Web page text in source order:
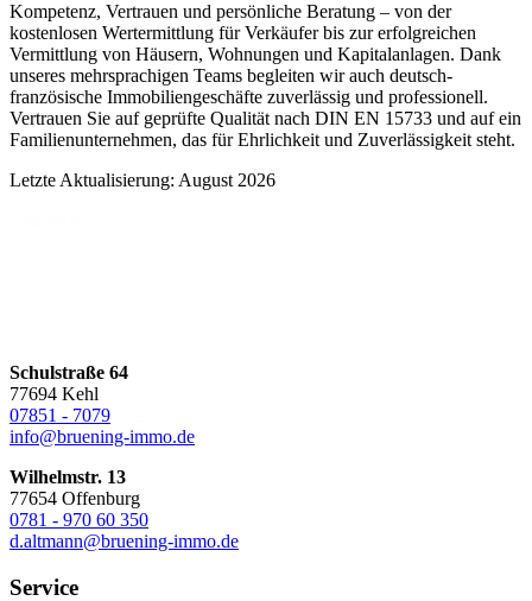
Kompetenz, Vertrauen und persönliche Beratung – von der
kostenlosen Wertermittlung für Verkäufer bis zur erfolgreichen
Vermittlung von Häusern, Wohnungen und Kapitalanlagen. Dank
unseres mehrsprachigen Teams begleiten wir auch deutsch-
französische Immobiliengeschäfte zuverlässig und professionell.
Vertrauen Sie auf geprüfte Qualität nach DIN EN 15733 und auf ein
Familienunternehmen, das für Ehrlichkeit und Zuverlässigkeit steht.
Letzte Aktualisierung: August 2026
Schulstraße 64
77694 Kehl
07851 - 7079
info@bruening-immo.de
Wilhelmstr. 13
77654 Offenburg
0781 - 970 60 350
d.altmann@bruening-immo.de
Service